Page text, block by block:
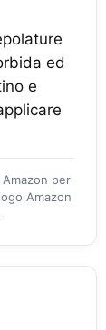
ed
e
per
Amazon